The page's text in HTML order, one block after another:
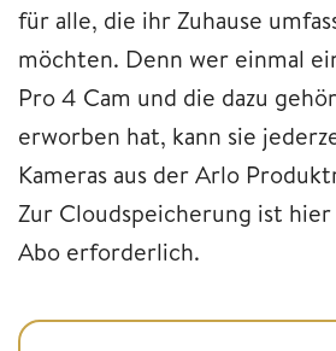
für alle, die ihr Zuhause
möchten. Denn wer einmal
Pro 4 Cam und die dazu
erworben hat, kann sie
Kameras aus der Arlo
Zur Cloudspeicherung ist
Abo erforderlich.